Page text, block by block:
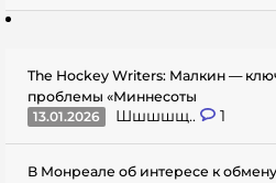
The Hockey Writers: Малкин —
проблемы «Миннесоты
13.01.2026
Шшшшщ.. 1
В Монреале об интересе к